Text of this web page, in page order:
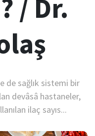
/ Dr.
de sağlık sistemi bir
devâsâ hastaneler,
ilaç sayıs...